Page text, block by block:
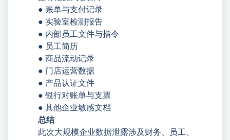
● 账单与支付记录
● 实验室检测报告
● 内部员工文件与指令
● 员工简历
● 商品流动记录
● 门店运营数据
● 产品认证文件
● 银行对账单与支票
● 其他企业敏感文档
总结
此次大规模企业数据泄露涉及财务、员工、